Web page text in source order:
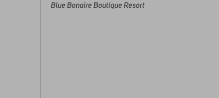
Blue Bonaire Boutique Resort